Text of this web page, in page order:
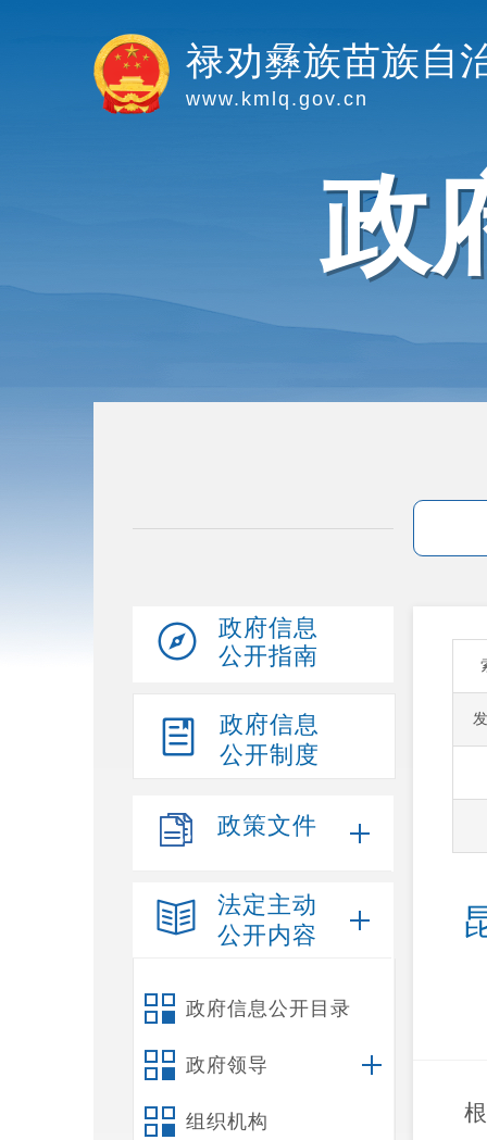
禄劝彝族苗族自
www.kmlq.gov.cn
政
政府信息
公开指南
政府信息
公开制度
政策文件
法定主动
公开内容
政府信息公开目录
政府领导
组织机构